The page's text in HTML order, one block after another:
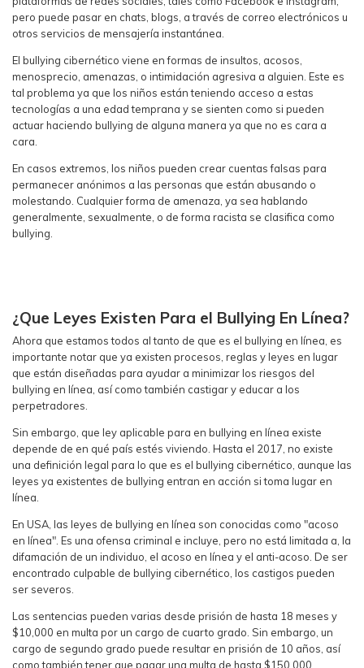
pero puede pasar en chats, blogs, a través de correo electrónicos u
otros servicios de mensajería instantánea.
El bullying cibernético viene en formas de insultos, acosos,
menosprecio, amenazas, o intimidación agresiva a alguien. Este es
tal problema ya que los niños están teniendo acceso a estas
tecnologías a una edad temprana y se sienten como si pueden
actuar haciendo bullying de alguna manera ya que no es cara a
cara.
En casos extremos, los niños pueden crear cuentas falsas para
permanecer anónimos a las personas que están abusando o
molestando. Cualquier forma de amenaza, ya sea hablando
generalmente, sexualmente, o de forma racista se clasifica como
bullying.
¿Que Leyes Existen Para el Bullying En Línea?
Ahora que estamos todos al tanto de que es el bullying en línea, es
importante notar que ya existen procesos, reglas y leyes en lugar
que están diseñadas para ayudar a minimizar los riesgos del
bullying en línea, así como también castigar y educar a los
perpetradores.
Sin embargo, que ley aplicable para en bullying en línea existe
depende de en qué país estés viviendo. Hasta el 2017, no existe
una definición legal para lo que es el bullying cibernético, aunque las
leyes ya existentes de bullying entran en acción si toma lugar en
línea.
En USA, las leyes de bullying en línea son conocidas como "acoso
en línea". Es una ofensa criminal e incluye, pero no está limitada a, la
difamación de un individuo, el acoso en línea y el anti-acoso. De ser
encontrado culpable de bullying cibernético, los castigos pueden
ser severos.
Las sentencias pueden varias desde prisión de hasta 18 meses y
$10,000 en multa por un cargo de cuarto grado. Sin embargo, un
cargo de segundo grado puede resultar en prisión de 10 años, así
como también tener que pagar una multa de hasta $150,000.